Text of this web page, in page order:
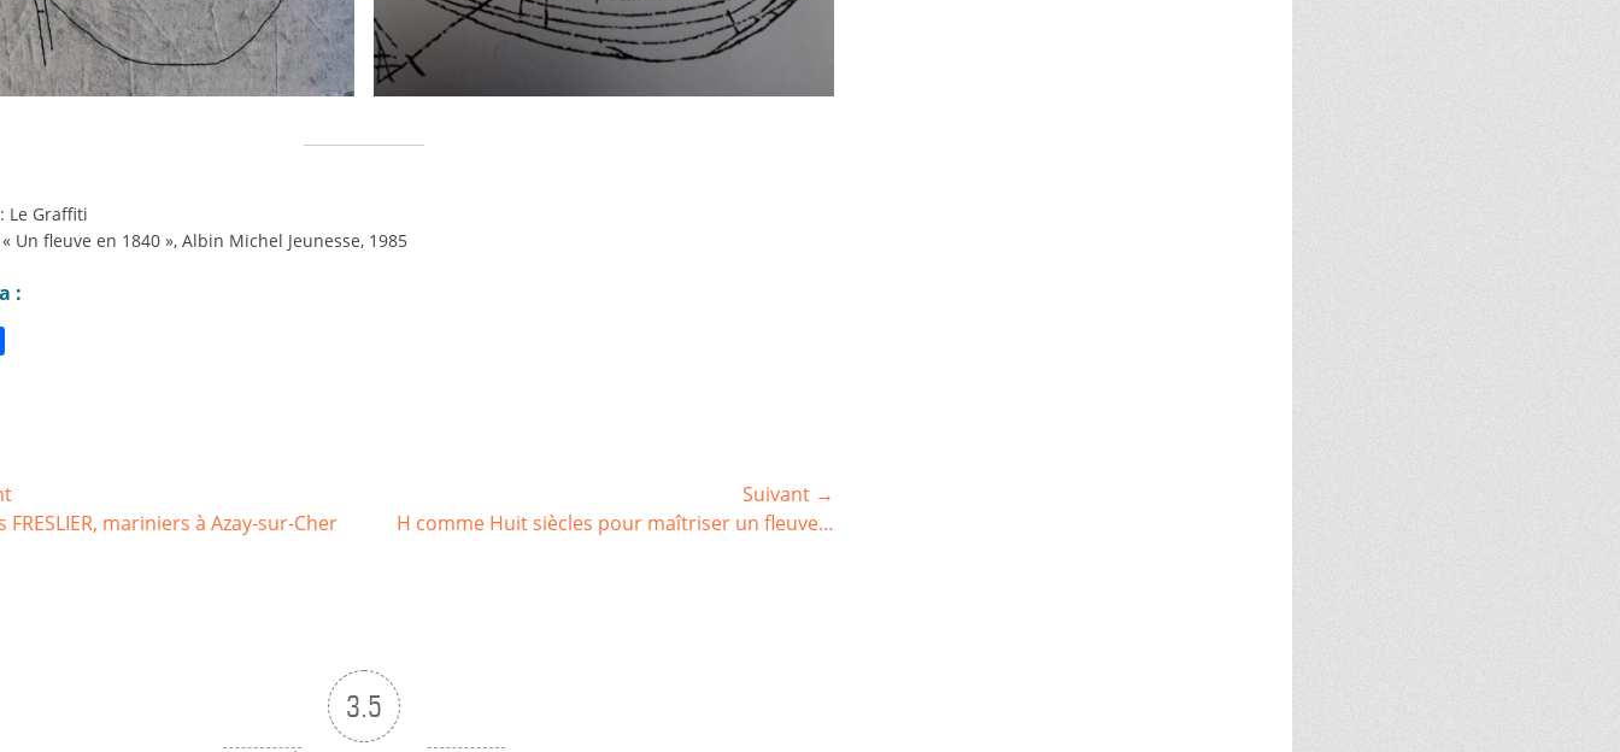
Le Graffiti
« Un fleuve en 1840 », Albin Michel Jeunesse, 1985
:
g
eFRESLIER, mariniers à Azay-sur-Cher
Suivant →
ArticleH comme Huit siècles pour maîtriser un fleuve…
3.5